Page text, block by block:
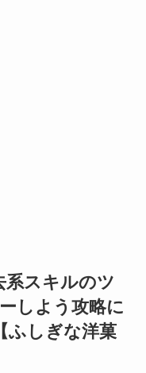
系スキルのツ
しよう攻略に
ふしぎな洋菓